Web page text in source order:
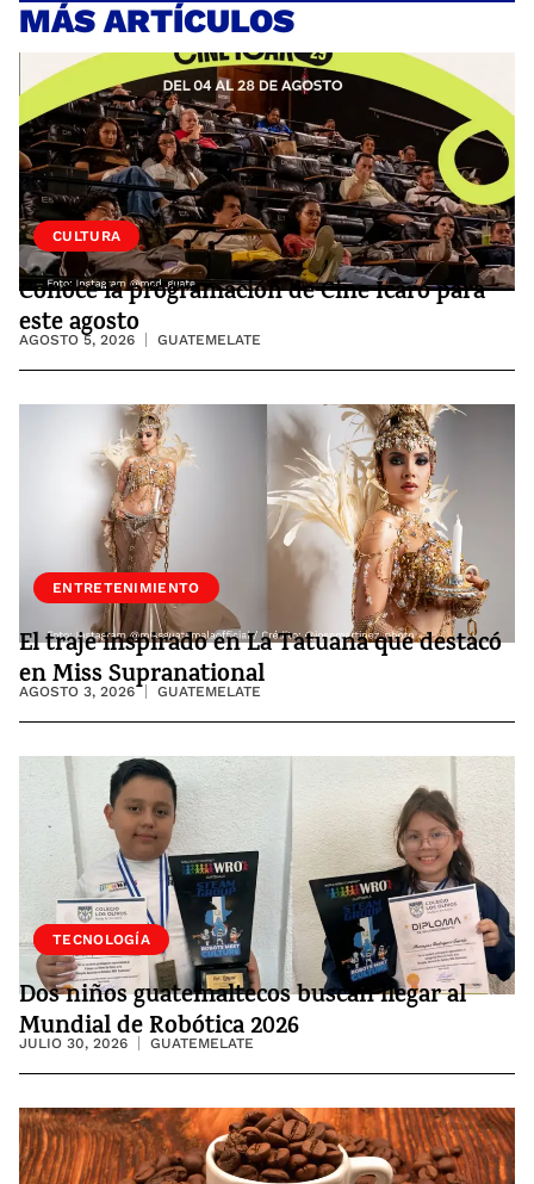
MÁS ARTÍCULOS
CULTURA
Conoce la programación de Cine Ícaro para
este agosto
AGOSTO 5, 2026 GUATEMELATE
ENTRETENIMIENTO
El traje inspirado en La Tatuana que destacó
en Miss Supranational
AGOSTO 3, 2026 GUATEMELATE
SOCIEDAD
TECNOLOGÍA
Dos niños guatemaltecos buscan llegar al
Mundial de Robótica 2026
JULIO 30, 2026 GUATEMELATE